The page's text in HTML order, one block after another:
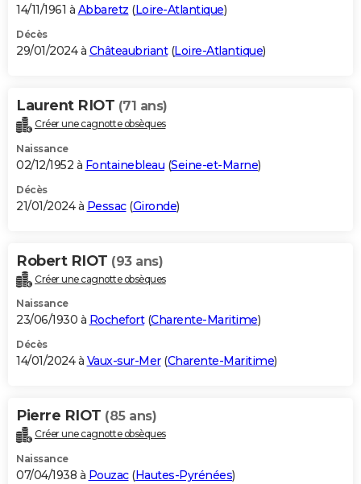
14/11/1961 à Abbaretz (Loire-Atlantique)
Décès
29/01/2024 à Châteaubriant(Loire-Atlantique)
Laurent RIOT (71 ans)
Créer une cagnotte obsèques
Naissance
02/12/1952 à Fontainebleau (Seine-et-Marne)
Décès
21/01/2024 à Pessac(Gironde)
Robert RIOT (93 ans)
Créer une cagnotte obsèques
Naissance
23/06/1930 à Rochefort(Charente-Maritime)
Décès
14/01/2024 à Vaux-sur-Mer(Charente-Maritime)
Pierre RIOT (85 ans)
Créer une cagnotte obsèques
Naissance
07/04/1938 à Pouzac(Hautes-Pyrénées)